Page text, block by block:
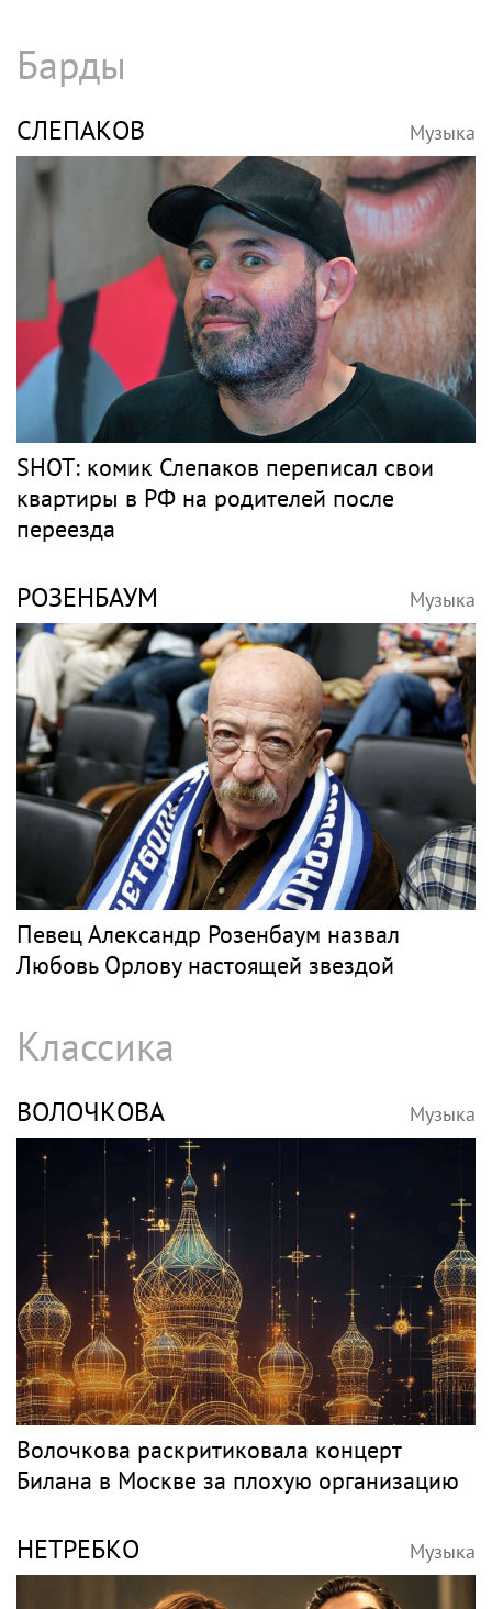
Барды
СЛЕПАКОВ Музыка
SHOT: комик Слепаков переписал свои
квартиры в РФ на родителей после
переезда
РОЗЕНБАУМ Музыка
Певец Александр Розенбаум назвал
Любовь Орлову настоящей звездой
Классика
ВОЛОЧКОВА Музыка
Волочкова раскритиковала концерт
Билана в Москве за плохую организацию
НЕТРЕБКО Музыка